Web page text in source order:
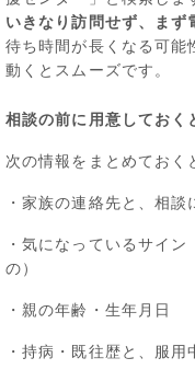
いきなり訪問せず、まず
待ち時間が長くなる可能
動くとスムーズです。
相談の前に用意しておく
次の情報をまとめておく
・家族の連絡先と、相談
・気になっているサイ
の）
・親の年齢・生年月日
・持病・既往歴と、服用